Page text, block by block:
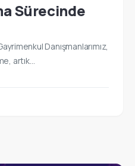
Sürecinde
Danışmanlarımız,
artık…